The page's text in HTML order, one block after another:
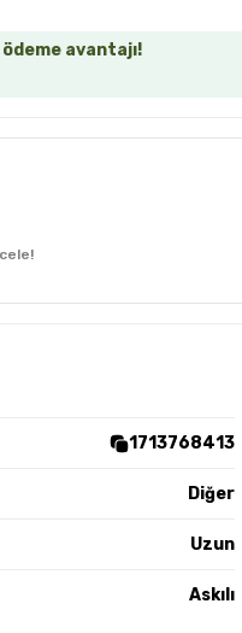
avantajı!
1713768413
Diğer
Uzun
Askılı